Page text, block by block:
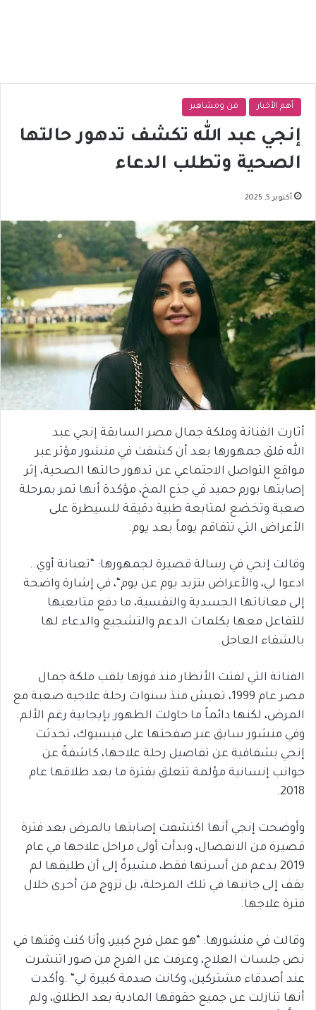
أهم الأخبار فن ومشاهير
إنجي عبد الله تكشف تدهور حالتها
الصحية وتطلب الدعاء
أكتوبر 5, 2025
​أثارت الفنانة وملكة جمال مصر السابقة إنجي عبد
الل قلق جمهورها بعد أن كشفت في منشور مؤثر عبر
مواقع التواصل الاجتماعي عن تدهور حالتها الصحية، إثر
إصابتها بورم حميد في جذع المخ، مؤكدة أنها تمر بمرحلة
صعبة وتخضع لمتابعة طبية دقيقة للسيطرة على
الأعراض التي تتفاقم يوماً بعد يوم.
وقالت إنجي في رسالة قصيرة لجمهورها: “تعبانة أوي..
ادعوا لي، والأعراض بتزيد يوم عن يوم“، في إشارة واضحة
إلى معاناتها الجسدية والنفسية، ما دفع متابعيها
للتفاعل معها بكلمات الدعم والتشجيع والدعاء لها
بالشفاء العاجل.
الفنانة التي لفتت الأنظار منذ فوزها بلقب ملكة جمال
مصر عام 1999
، تعيش منذ سنوات رحلة علاجية صعبة مع
المرض، لكنها دائماً ما حاولت الظهور بإيجابية رغم الألم.
وفي منشور سابق عبر صفحتها على فيسبوك، تحدثت
إنجي بشفافية عن تفاصيل رحلة علاجها، كاشفةً عن
جوانب إنسانية مؤلمة تتعلق بفترة ما بعد طلاقها عام
2018
.
وأوضحت إنجي أنها اكتشفت إصابتها بالمرض بعد فترة
قصيرة من الانفصال، وبدأت أولى مراحل علاجها في عام
2019 بدعم من أسرتها فقط، مشيرةً إلى أن طليقها لم
يقف إلى جانبها في تلك المرحلة، بل تزوج من أخرى خلال
فترة علاجها.
وقالت في منشورها: “هو عمل فرح كبير، وأنا كنت وقتها في
نص جلسات العلاج، وعرفت عن الفرح من صور اتنشرت
عند أصدقاء مشتركين، وكانت صدمة كبيرة لي“
.وأكدت
أنها تنازلت عن جميع حقوقها المادية بعد الطلاق، ولم